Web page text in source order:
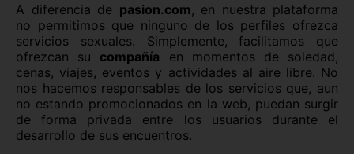
A diferencia de pasion.com, en nuestra plataforma
no permitimos que ninguno de los perfiles ofrezca
servicios sexuales. Simplemente, facilitamos que
ofrezcan su compañía en momentos de soledad,
cenas, viajes, eventos y actividades al aire libre. No
nos hacemos responsables de los servicios que, aun
no estando promocionados en la web, puedan surgir
de forma privada entre los usuarios durante el
desarrollo de sus encuentros.